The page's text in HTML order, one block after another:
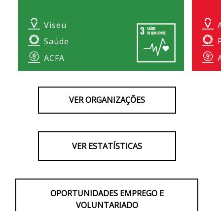
Viseu
Saúde
ACFA
VER ORGANIZAÇÕES
VER ESTATÍSTICAS
OPORTUNIDADES EMPREGO E
VOLUNTARIADO